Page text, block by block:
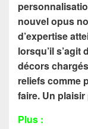
nouvel opus
d’expertise
lorsqu’il
décors
reliefs comme
faire. Un
Plus :